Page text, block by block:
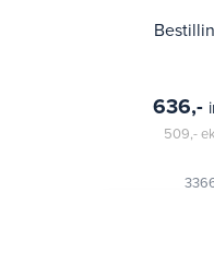
636,-
509,-